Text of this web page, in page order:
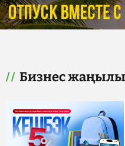
Бизнес